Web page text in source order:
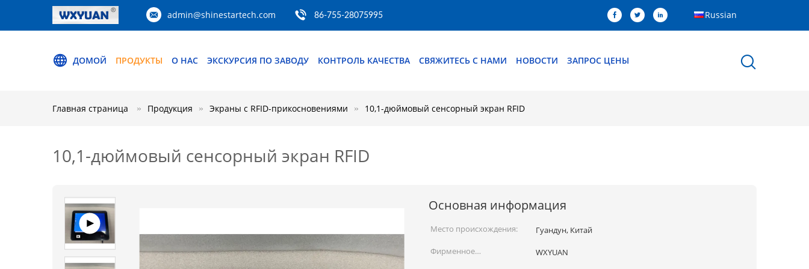
admin@shinestartech.com 86-755-28075995 Russian
ДОМОЙ ПРОДУКТЫ О НАС ЭКСКУРСИЯ ПО ЗАВОДУ КОНТРОЛЬ КАЧЕСТВА СВЯЖИТЕСЬ С НАМИ НОВОСТИ ЗАПРОС ЦЕНЫ
Главная страница Продукция Экраны с RFID-прикосновениями 10,1-дюймовый сенсорный экран RFID
10,1-дюймовый сенсорный экран RFID
Основная информация
Место происхождения:
Гуандун, Китай
Фирменное
WXYUAN